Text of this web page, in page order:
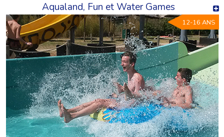
Aqualand, Fun et Water Games
12-16 ANS